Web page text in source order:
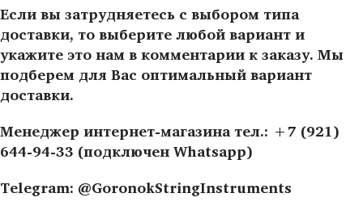
Если вы затрудняетесь с выбором типа
доставки, то выберите любой вариант и
укажите это нам в комментарии к заказу. Мы
подберем для Вас оптимальный вариант
доставки.
Менеджер интернет-магазина тел.: +7 (921)
644-94-33 (подключен Whatsapp)
Telegram: @GoronokStringInstruments